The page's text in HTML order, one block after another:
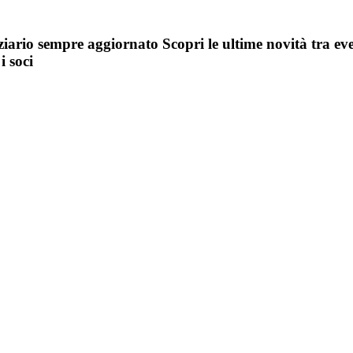
sempre aggiornato Scopri le ultime novità tra
soci